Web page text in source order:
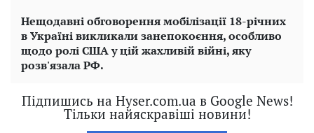
Нещодавні обговорення мобілізації 18-річних
в Україні викликали занепокоєння, особливо
щодо ролі США у цій жахливій війні, яку
розв'язала РФ.
Підпишись на Hyser.com.ua в Google News!
Тільки найяскравіші новини!